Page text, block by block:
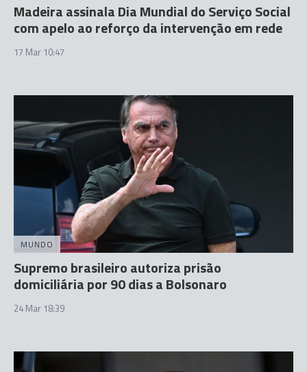
Madeira assinala Dia Mundial do Serviço Social
com apelo ao reforço da intervenção em rede
17 Mar 10:47
MUNDO
Supremo brasileiro autoriza prisão
domiciliária por 90 dias a Bolsonaro
24 Mar 18:39